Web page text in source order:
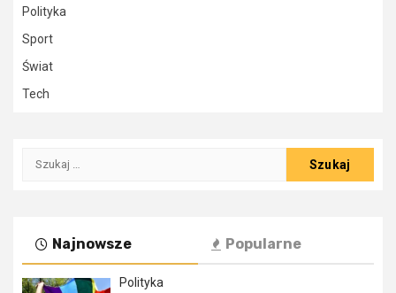
Polityka
Sport
Świat
Tech
Szukaj:
Najnowsze Popularne
Polityka